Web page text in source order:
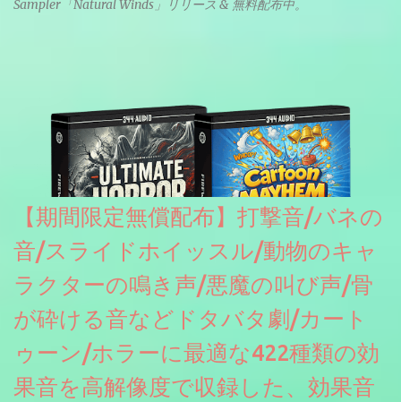
Sampler「Natural Winds」リリース & 無料配布中。
【期間限定無償配布】打撃音/バネの
音/スライドホイッスル/動物のキャ
ラクターの鳴き声/悪魔の叫び声/骨
が砕ける音などドタバタ劇/カート
ゥーン/ホラーに最適な422種類の効
果音を高解像度で収録した、効果音